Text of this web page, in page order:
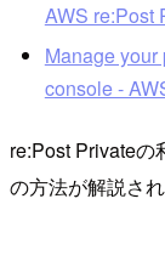
AWS re:Post
Manage your
console -
re:Post Privateの
の方法が解説され